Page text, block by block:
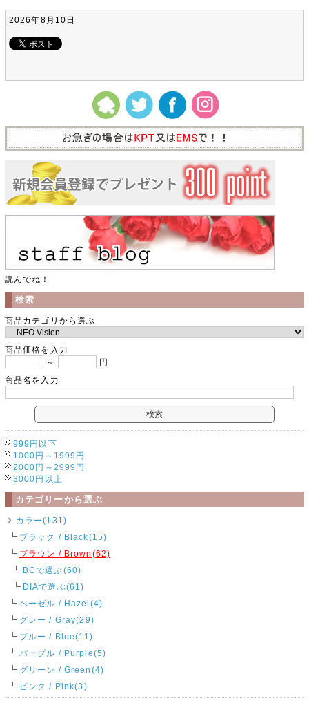
2026年8月10日
読んでね！
検索
商品カテゴリから選ぶ
商品価格を入力
～
円
商品名を入力
999円以下
1000円～1999円
2000円～2999円
3000円以上
カテゴリーから選ぶ
カラー(131)
ブラック / Black(15)
ブラウン / Brown(62)
BCで選ぶ(60)
DIAで選ぶ(61)
ヘーゼル / Hazel(4)
グレー / Gray(29)
ブルー / Blue(11)
パープル / Purple(5)
グリーン / Green(4)
ピンク / Pink(3)